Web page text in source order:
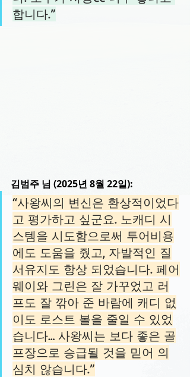
합니다.”
김범주 님 (2025년 8월 22일):
“사왕씨의 변신은 환상적이었다
고 평가하고 싶군요. 노캐디 시
스템을 시도함으로써 투어비용
에도 도움을 줬고, 자발적인 질
서유지도 항상 되었습니다. 페어
웨이와 그린은 잘 가꾸었고 러
프도 잘 깎아 준 바람에 캐디 없
이도 로스트 볼을 줄일 수 있었
습니다… 사왕씨는 보다 좋은 골
프장으로 승급될 것을 믿어 의
심치 않습니다.”